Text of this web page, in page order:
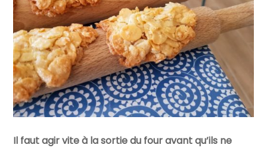
Il faut agir vite à la sortie du four avant qu’ils ne